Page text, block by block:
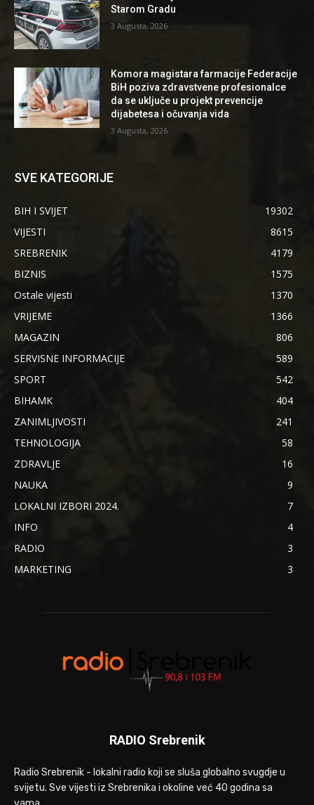
Starom Gradu
3 Augusta, 2026
Komora magistara farmacije Federacije
BiH poziva zdravstvene profesionalce
da se uključe u projekt prevencije
dijabetesa i očuvanja vida
3 Augusta, 2026
SVE KATEGORIJE
BIH I SVIJET
19302
VIJESTI
8615
SREBRENIK
4179
BIZNIS
1575
Ostale vijesti
1370
VRIJEME
1366
MAGAZIN
806
SERVISNE INFORMACIJE
589
SPORT
542
BIHAMK
404
ZANIMLJIVOSTI
241
TEHNOLOGIJA
58
ZDRAVLJE
16
NAUKA
9
LOKALNI IZBORI 2024.
7
INFO
4
RADIO
3
MARKETING
3
RADIO Srebrenik
Radio Srebrenik - lokalni radio koji se sluša globalno svugdje u
svijetu. Sve vijesti iz Srebrenika i okoline već 40 godina sa